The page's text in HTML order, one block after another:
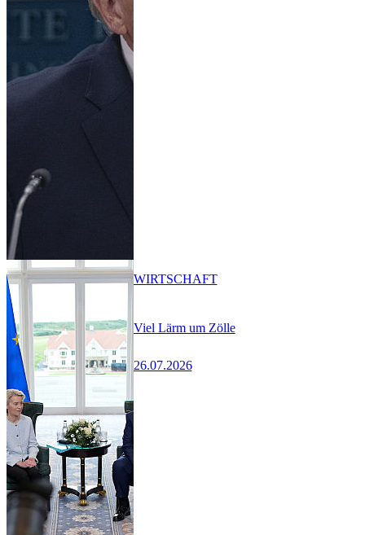
Viel Lärm um Zölle
26.07.2026
WIRTSCHAFT